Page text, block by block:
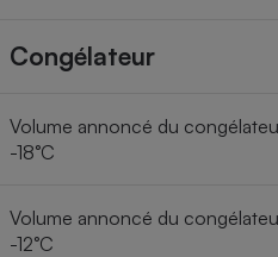
Congélateur
Volume annoncé du
-18°C
Volume annoncé du
-12°C